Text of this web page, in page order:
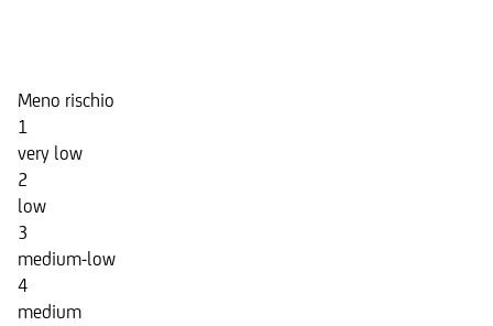
Meno rischio
1
very low
2
low
3
medium-low
4
medium